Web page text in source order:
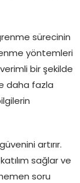
sürecinin
yöntemleri
bir şekilde
daha fazla
artırır.
sağlar ve
soru